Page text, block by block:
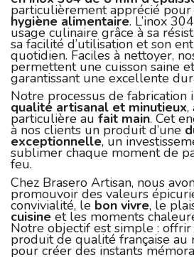
particulièrement apprécié
hygiène alimentaire. L’inox
usage culinaire grâce à sa
sa facilité d’utilisation et son
quotidien. Faciles à nettoyer,
permettent une cuisson saine
garantissant une excellente
Notre processus de fabrication
qualité artisanal et minutieux,
particulière au fait main. Cet
à nos clients un produit d’une
exceptionnelle, un
sublimer chaque moment de
feu.
Chez Brasero Artisan, nous
promouvoir des valeurs
convivialité, le bon vivre, le
cuisine et les moments
Notre objectif est simple : offrir
produit de qualité française au
pour créer des instants